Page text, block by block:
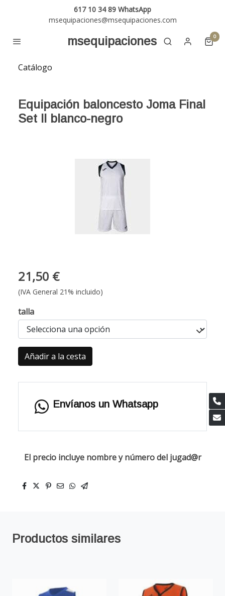
617 10 34 89 WhatsApp
msequipaciones@msequipaciones.com
msequipaciones 0
Catálogo
Equipación baloncesto Joma Final
Set II blanco-negro
21,50 €
(IVA General 21% incluido)
talla
Añadir a la cesta
Envíanos un Whatsapp
El precio incluye nombre y número del jugad@r
Productos similares